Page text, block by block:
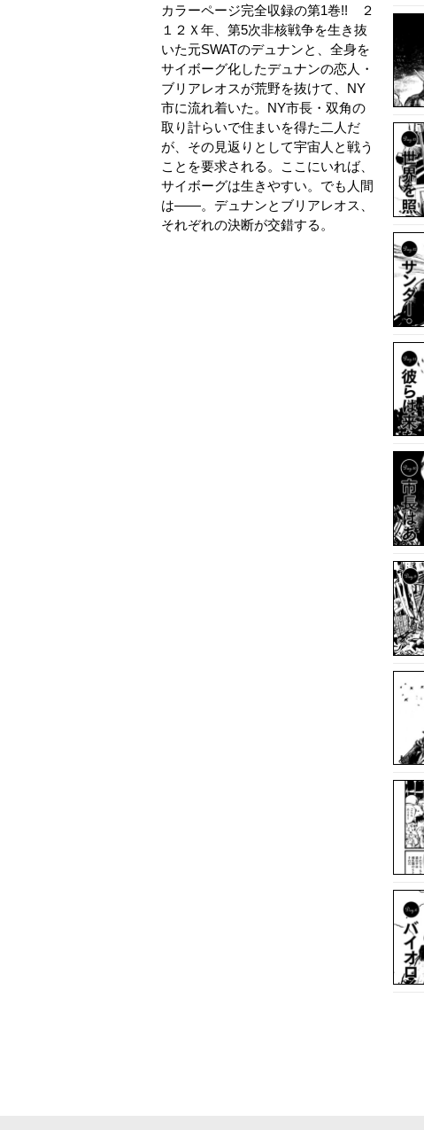
カラーページ完全収録の第1巻!! ２
１２Ｘ年、第5次非核戦争を生き抜
いた元SWATのデュナンと、全身を
サイボーグ化したデュナンの恋人・
ブリアレオスが荒野を抜けて、NY
市に流れ着いた。NY市長・双角の
取り計らいで住まいを得た二人だ
が、その見返りとして宇宙人と戦う
ことを要求される。ここにいれば、
サイボーグは生きやすい。でも人間
は――。デュナンとブリアレオス、
それぞれの決断が交錯する。